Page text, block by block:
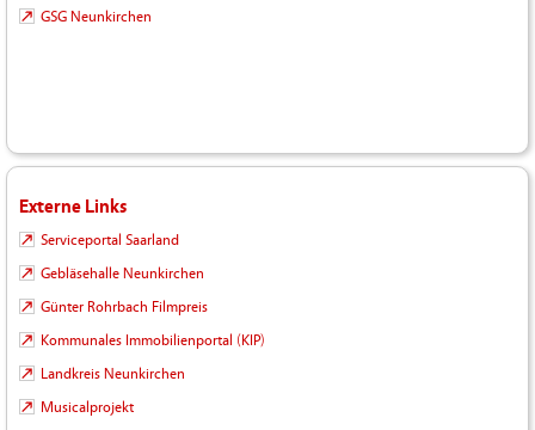
GSG Neunkirchen
Externe Links
Serviceportal Saarland
Gebläsehalle Neunkirchen
Günter Rohrbach Filmpreis
Kommunales Immobilienportal (KIP)
Landkreis Neunkirchen
Musicalprojekt